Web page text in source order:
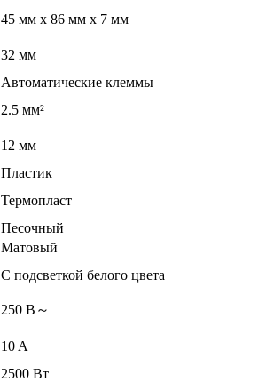
45 мм x 86 мм x 7 мм
32 мм
Автоматические клеммы
2.5 мм²
12 мм
Пластик
Термопласт
Песочный
Матовый
С подсветкой белого цвета
250 В～
10 A
2500 Вт